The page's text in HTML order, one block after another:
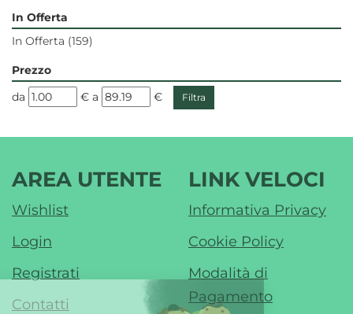
In Offerta
In Offerta (159)
Prezzo
filtra
da € filtra
a €
AREA UTENTE
Wishlist
Login
Registrati
Contatti
LINK VELOCI
Informativa Privacy
Cookie Policy
Modalità di
Pagamento